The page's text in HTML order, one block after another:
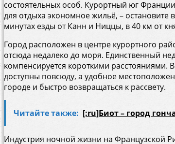
состоятельных особ. Курортный юг
для отдыха экономное жильё, –
минутах езды от Канн и Ниццы, в 40 км от
Город расположен в центре курортного
отсюда недалеко до моря. Единственный
компенсируется короткими расстояниями.
доступны повсюду, а удобное
городе и быстро возвращаться к рассвету.
Читайте также: [:ru]Биот – город
Индустрия ночной жизни на Французской